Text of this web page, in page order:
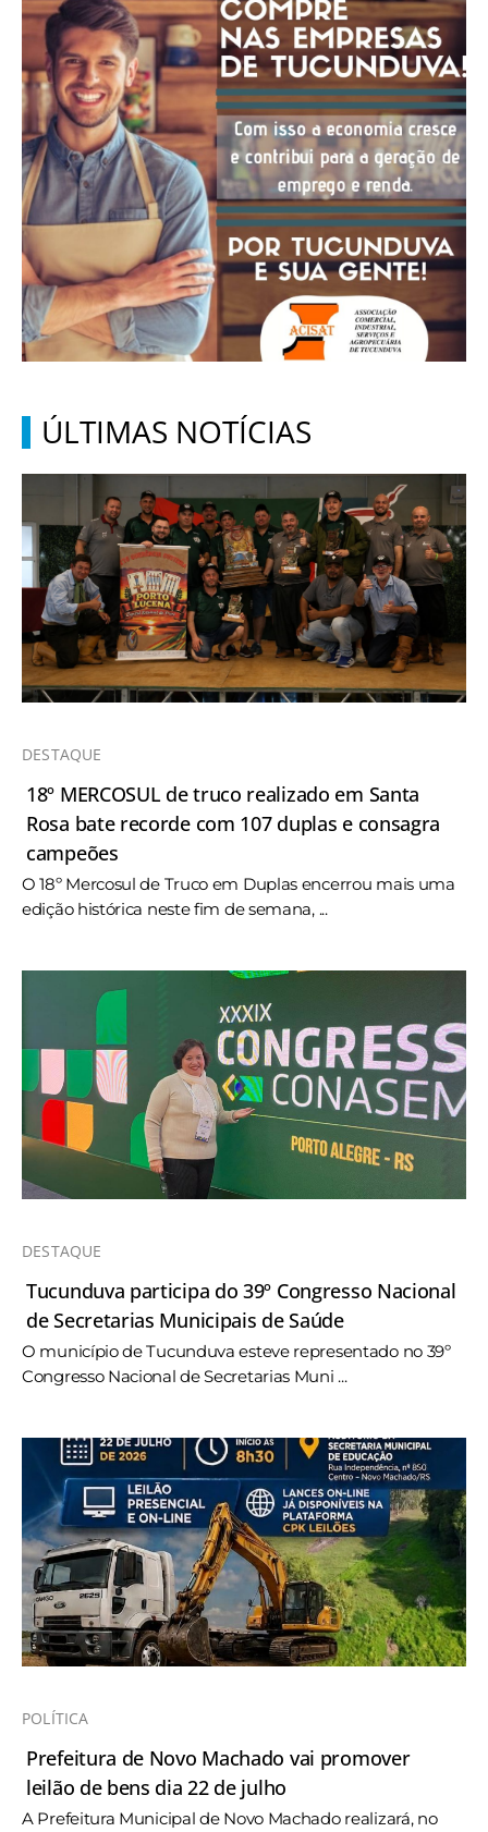
ÚLTIMAS NOTÍCIAS
DESTAQUE
18º MERCOSUL de truco realizado em Santa
Rosa bate recorde com 107 duplas e consagra
campeões
O 18º Mercosul de Truco em Duplas encerrou mais uma
edição histórica neste fim de semana, ...
DESTAQUE
Tucunduva participa do 39º Congresso Nacional
de Secretarias Municipais de Saúde
O município de Tucunduva esteve representado no 39º
Congresso Nacional de Secretarias Muni ...
POLÍTICA
Prefeitura de Novo Machado vai promover
leilão de bens dia 22 de julho
A Prefeitura Municipal de Novo Machado realizará, no